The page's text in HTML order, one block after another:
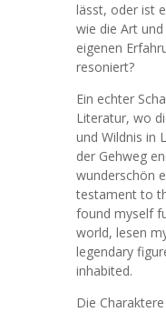
lässt, oder ist
wie die Art
eigenen
resoniert?
Ein echter
Literatur, wo
und Wildnis in
der Gehweg
wunderschön
testament to
found myself
world, lesen
legendary
inhabited.
Die